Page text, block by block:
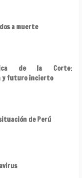
a muerte
de la Corte:
y futuro incierto
de Perú